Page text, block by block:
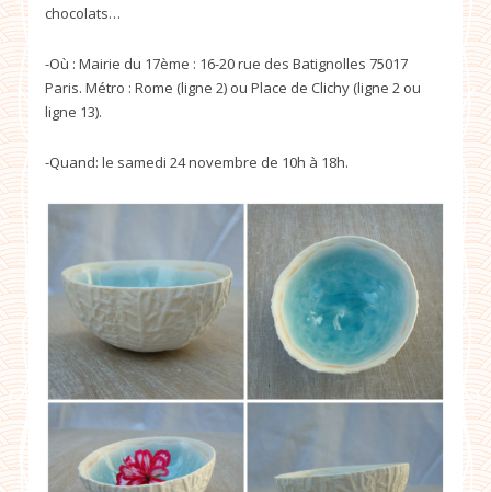
chocolats…
-Où : Mairie du 17ème : 16-20 rue des Batignolles 75017
Paris. Métro : Rome (ligne 2) ou Place de Clichy (ligne 2 ou
ligne 13).
-Quand: le samedi 24 novembre de 10h à 18h.